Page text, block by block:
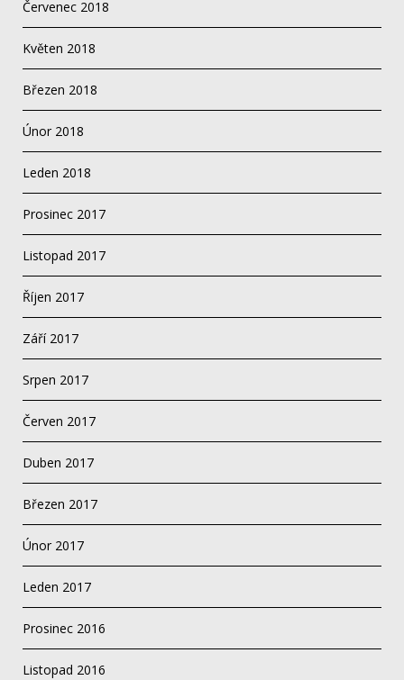
Červenec 2018
Květen 2018
Březen 2018
Únor 2018
Leden 2018
Prosinec 2017
Listopad 2017
Říjen 2017
Září 2017
Srpen 2017
Červen 2017
Duben 2017
Březen 2017
Únor 2017
Leden 2017
Prosinec 2016
Listopad 2016